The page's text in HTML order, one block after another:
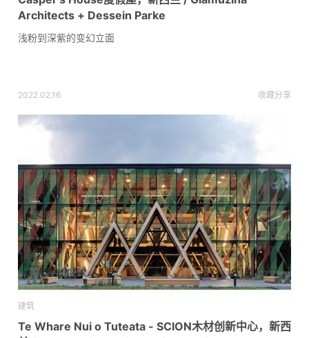
Architects + Dessein Parke
浅粉到深紫的变幻立面
2022.02.16 收藏分享
建筑
Te Whare Nui o Tuteata - SCION木材创新中心，新西